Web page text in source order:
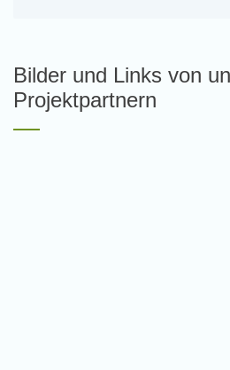
Bilder und Links von
Projektpartnern